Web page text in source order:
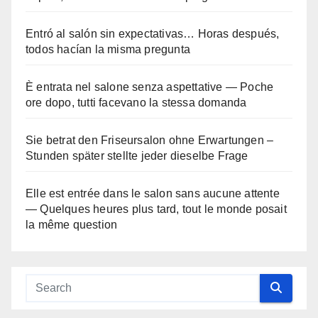
Entró al salón sin expectativas… Horas después,
todos hacían la misma pregunta
È entrata nel salone senza aspettative — Poche
ore dopo, tutti facevano la stessa domanda
Sie betrat den Friseursalon ohne Erwartungen –
Stunden später stellte jeder dieselbe Frage
Elle est entrée dans le salon sans aucune attente
— Quelques heures plus tard, tout le monde posait
la même question